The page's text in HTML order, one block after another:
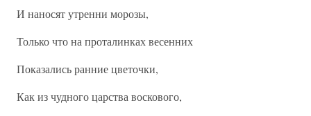
И наносят утренни морозы,
Только что на проталинках весенних
Показались ранние цветочки,
Как из чудного царства воскового,